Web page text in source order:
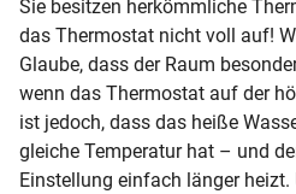
Sie besitzen herkömmliche
das Thermostat nicht voll auf!
Glaube, dass der Raum
wenn das Thermostat auf der
ist jedoch, dass das heiße
gleiche Temperatur hat – und
Einstellung einfach länger